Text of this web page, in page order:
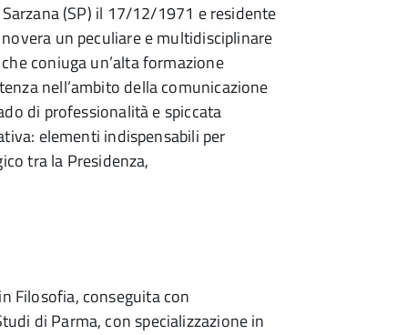
(SP) il 17/12/1971 e residente
un peculiare e multidisciplinare
coniuga un’alta formazione
nell’ambito della comunicazione
di professionalità e spiccata
elementi indispensabili per
tra la Presidenza,
Filosofia, conseguita con
di Parma, con specializzazione in